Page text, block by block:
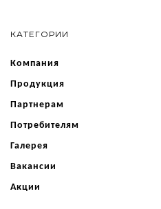
КАТЕГОРИИ
Компания
Продукция
Партнерам
Потребителям
Галерея
Вакансии
Акции